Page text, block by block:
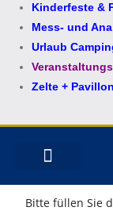
Kinderfeste &
Mess- und
Urlaub
Zelte +
Bitte füllen Sie